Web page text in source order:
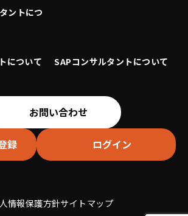
ントにつ
について SAPコンサルタントについて
お問い合わせ
録 ログイン
情報保護方針サイトマップ